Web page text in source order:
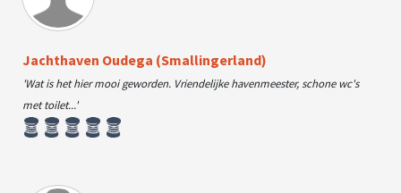
Jachthaven Oudega (Smallingerland)
'Wat is het hier mooi geworden. Vriendelijke havenmeester, schone wc's
met toilet...'